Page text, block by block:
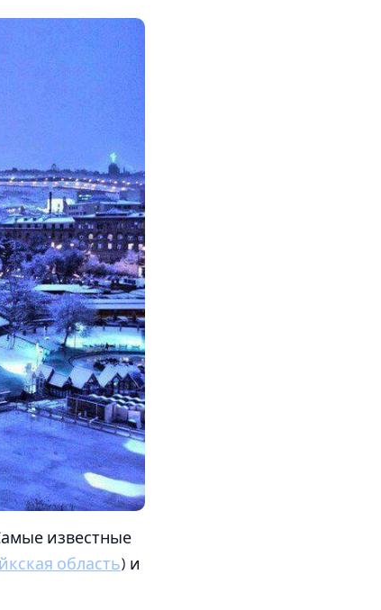
известные
область) и